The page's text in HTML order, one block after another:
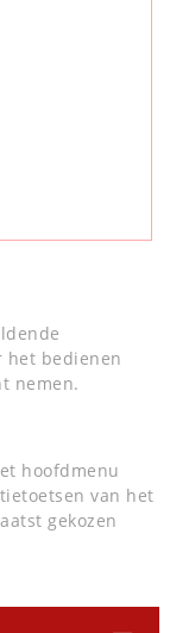
het bedienen
nemen.
hoofdmenu
van het
gekozen